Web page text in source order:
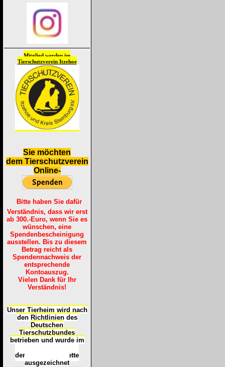
Mitglied werden im
Tierschutzverein Itzehoe
Sie möchten
dem Tierschutzverein
Online-
Bitte haben Sie dafür
Verständnis, dass wir erst
ab 300.-Euro, wenn Sie es
wünschen, eine
Spendenbescheinigung
ausstellen. Bis zu diesem
Betrag reicht als
Spendennachweis der
entsprechende
Kontoauszug.
Vielen Dank für Ihr
Verständnis!
Unser Tierheim wird nach
den Richtlinien des
Deutschen
Tierschutzbundes
betrieben und wurde im
der
Tierheimplakette
ausgezeichnet